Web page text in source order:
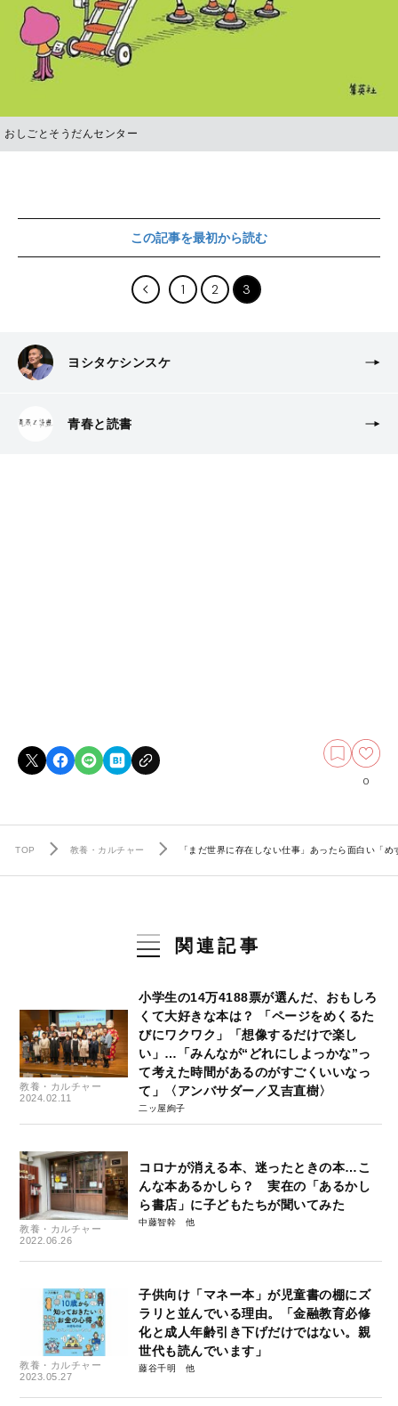
おしごとそうだんセンター
この記事を最初から読む
1 2 3
ヨシタケシンスケ
青春と読書
0
TOP 教養・カルチャー 「まだ世界に存在しない仕事」あったら面白い「
関連記事
教養・カルチャー
2024.02.11
小学生の14万4188票が選んだ、おもしろ
くて大好きな本は？ 「ページをめくるた
びにワクワク」「想像するだけで楽し
い」…「みんなが“どれにしよっかな”っ
て考えた時間があるのがすごくいいなっ
て」〈アンバサダー／又吉直樹〉
二ッ屋絢子
教養・カルチャー
2022.06.26
コロナが消える本、迷ったときの本…こ
んな本あるかしら？ 実在の「あるかし
ら書店」に子どもたちが聞いてみた
中藤智幹
教養・カルチャー
2023.05.27
子供向け「マネー本」が児童書の棚にズ
ラリと並んでいる理由。「金融教育必修
化と成人年齢引き下げだけではない。親
世代も読んでいます」
藤谷千明